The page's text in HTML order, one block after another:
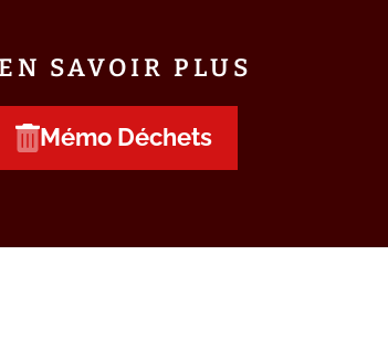
SAVOIR PLUS
Mémo Déchets